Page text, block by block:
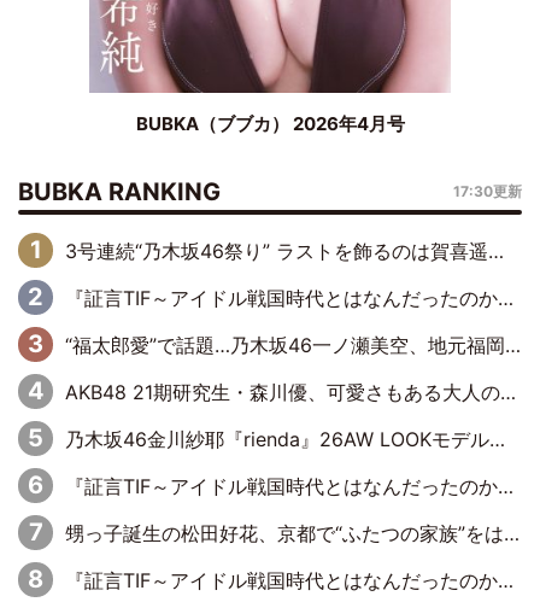
BUBKA（ブブカ） 2026年4月号
BUBKA RANKING 17:30更新
3号連続“乃木坂46祭り” ラストを飾るのは賀喜遥香…5年ぶりの登場に「5年分大人になった私を見ていただけたら」
『証言TIF～アイドル戦国時代とはなんだったのか～』第6回：でんぱ組.inc・古川未鈴×相沢梨紗「『ハロプロやりたかったな』って言ったら、夢眠ねむさんに『てめえはでんぱ組．incなんだよ！』って肩パンされて(笑)」
“福太郎愛”で話題…乃木坂46一ノ瀬美空、地元福岡『めんべい25周年トップサポーター』に就任
AKB48 21期研究生・森川優、可愛さもある大人の女性に
乃木坂46金川紗耶『rienda』26AW LOOKモデルに就任
『証言TIF～アイドル戦国時代とはなんだったのか～』第11回：私立恵比寿中学・真山りか×安本彩花「TIFで10年ぶりのキョンシーメイクをしたら、場を完全に引かせてしまって。時代が変わったんだなって」
甥っ子誕生の松田好花、京都で“ふたつの家族”をはしご！ “母”黒谷友香に見送られ、“父”松岡昌宏とはハシゴ酒
『証言TIF～アイドル戦国時代とはなんだったのか～』第10回：さくら学院・武藤彩未×飯田らうら「正直、中3で辞めるというのを信じてなくて。そう言われてはいたけど、嘘でしょって」